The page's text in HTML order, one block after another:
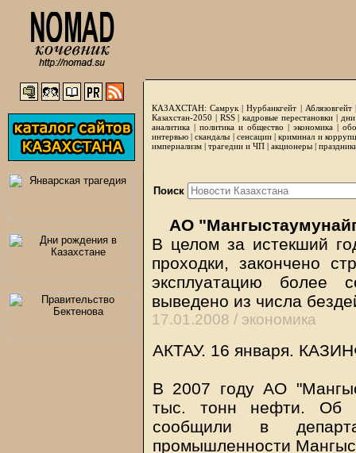
КАЗАХСТАН: Самрук |Нурбанкгейт | Аблязовгейт
Казахстан-2050 | RSS|кадровые перестановки|
аналитика | политика и общество | экономика |
интервью |скандалы | сенсации|криминал и
империализм | трагедии и ЧП | акционеры |
Поиск
АО
В целом за истекший
проходки, закончено
эксплуатацию более
выведено из числа
17.01.2008 / экономика
АКТАУ. 16 января.
В 2007 году АО
тыс. тонн нефти. Об
сообщили в
промышленности